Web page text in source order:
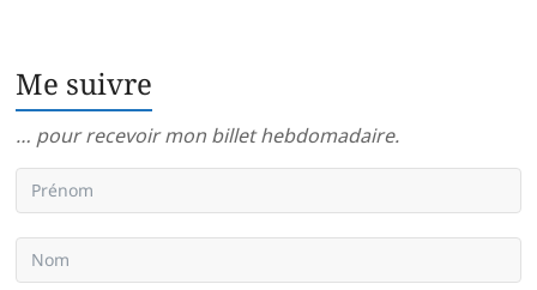
Me suivre
… pour recevoir mon billet hebdomadaire.